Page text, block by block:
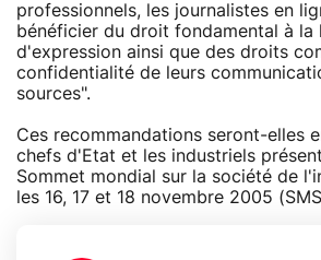
professionnels, les journalistes en
bénéficier du droit fondamental à la
d'expression ainsi que des droits
confidentialité de leurs
sources".
Ces recommandations seront-elles
chefs d'Etat et les industriels
Sommet mondial sur la société de
les 16, 17 et 18 novembre 2005